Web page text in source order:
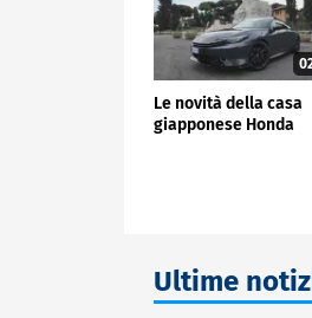
Le novità della casa
giapponese Honda
Ultime